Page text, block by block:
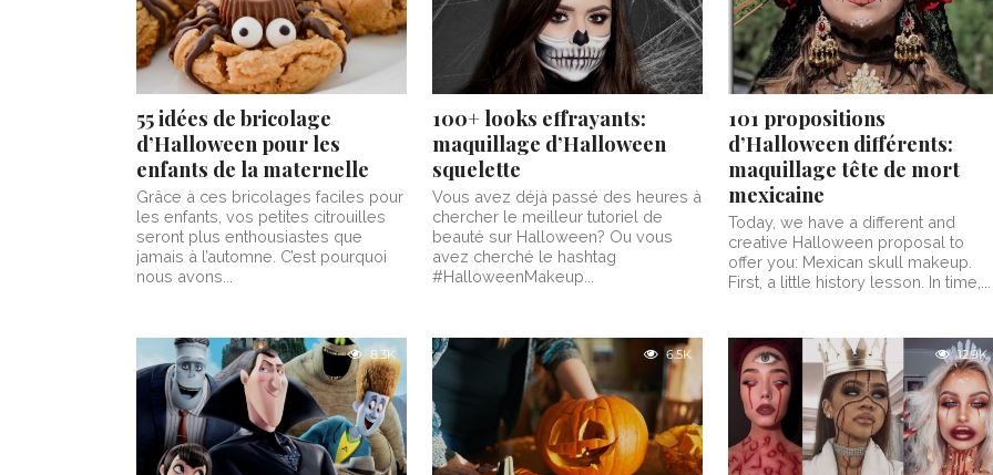
55 idées de bricolage
d’Halloween pour les
enfants de la maternelle
Grâce à ces bricolages faciles pour
les enfants, vos petites citrouilles
seront plus enthousiastes que
jamais à l’automne. C’est pourquoi
nous avons...
100+ looks effrayants:
maquillage d’Halloween
squelette
Vous avez déjà passé des heures à
chercher le meilleur tutoriel de
beauté sur Halloween? Ou vous
avez cherché le hashtag
#HalloweenMakeup...
101 propositions
d’Halloween différents:
maquillage tête de mort
mexicaine
Today, we have a different and
creative Halloween proposal to
offer you: Mexican skull makeup.
First, a little history lesson. In time,...
8.3K 6.5K 12.9K